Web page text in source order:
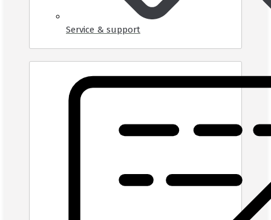
Service & support